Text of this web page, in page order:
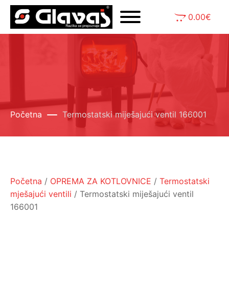
0.00€
Početna Termostatski miješajući ventil 166001
Početna / OPREMA ZA KOTLOVNICE / Termostatski
mješajući ventili / Termostatski miješajući ventil
166001